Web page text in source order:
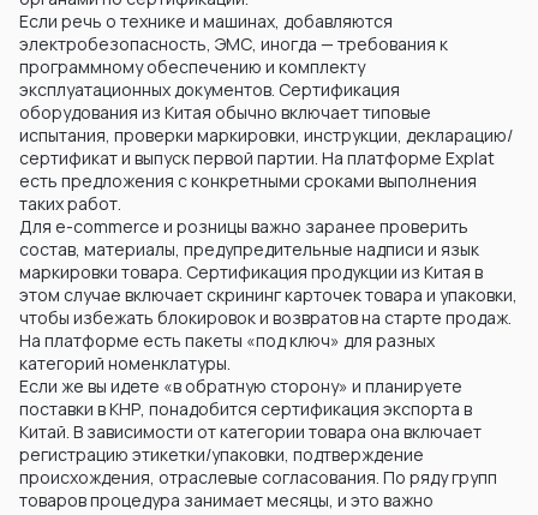
Если речь о технике и машинах, добавляются
электробезопасность, ЭМС, иногда — требования к
программному обеспечению и комплекту
эксплуатационных документов. Сертификация
оборудования из Китая обычно включает типовые
испытания, проверки маркировки, инструкции, декларацию/
сертификат и выпуск первой партии. На платформе Explat
есть предложения с конкретными сроками выполнения
таких работ.
Для e-commerce и розницы важно заранее проверить
состав, материалы, предупредительные надписи и язык
маркировки товара. Сертификация продукции из Китая в
этом случае включает скрининг карточек товара и упаковки,
чтобы избежать блокировок и возвратов на старте продаж.
На платформе есть пакеты «под ключ» для разных
категорий номенклатуры.
Если же вы идете «в обратную сторону» и планируете
поставки в КНР, понадобится сертификация экспорта в
Китай. В зависимости от категории товара она включает
регистрацию этикетки/упаковки, подтверждение
происхождения, отраслевые согласования. По ряду групп
товаров процедура занимает месяцы, и это важно